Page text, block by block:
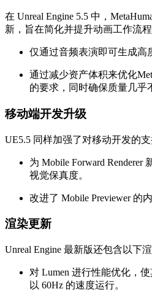
在 Unreal Engine 5.5 中，
新，旨在简化并提升动画工作流程
仅通过音频表演即可生成高
通过减少资产体积来优化
的要求，同时确保质量几乎
移动端开发升级
UE5.5 同样加强了对移动开发的支
为 Mobile Forward
视觉保真度。
改进了 Mobile Previewer 的
渲染更新
Unreal Engine 最新版还包含以下
对 Lumen 进行性能优化，
以 60Hz 的速度运行。